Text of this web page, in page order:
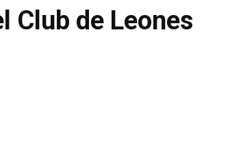
Club de Leones